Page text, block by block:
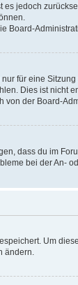
jedoch
Board-
für eine
Dies ist
von der Board-
dass du im
bei der An-
Um
ändern.